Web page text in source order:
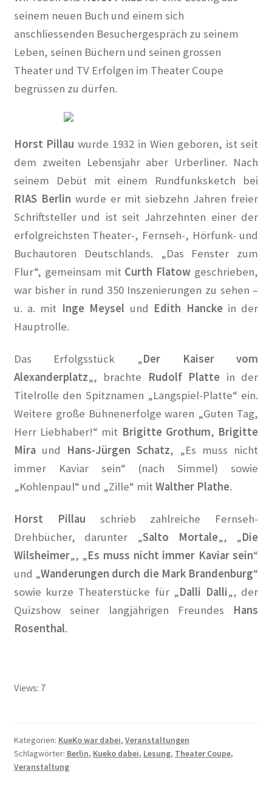
Ihre Wünsche und Anregungen
Entstehungsgeschichte
Erinnerungen
Der Künstlerfriedhof Berlin-Friedenau
Drei Generationen Familie Rickelt
Erinnerung und Mahnung zugleich – Otto Wels
Les Milles: Vom Internierungslager zur Gedenkstätte
Fragen an KüKo
Gästebuch
Gedenken
Gedenken an Alwin Schütze
Gedenken an Dinah Nelken – Schriftstellerin,
Journalistin und Widerstandskämpferin
Gedenken an Holger Münzer
Mahnmal für die politisch Verfolgten auf dem Ludwig-
Barnay-Platz
Hoffest 2023
Ihr Kunst Blog in Corona Zeiten
seinem neuen Buch und einem sich
anschliessenden Besuchergespräch zu seinem
Leben, seinen Büchern und seinen grossen
Theater und TV Erfolgen im Theater Coupe
begrüssen zu dürfen.
Horst Pillau wurde 1932 in Wien geboren, ist seit
dem zweiten Lebensjahr aber Urberliner. Nach
seinem Debüt mit einem Rundfunksketch bei
RIAS Berlin wurde er mit siebzehn Jahren freier
Schriftsteller und ist seit Jahrzehnten einer der
erfolgreichsten Theater-, Fernseh-, Hörfunk- und
Buchautoren Deutschlands. „Das Fenster zum
Flur“, gemeinsam mit Curth Flatow geschrieben,
war bisher in rund 350 Inszenierungen zu sehen –
u. a. mit Inge Meysel und Edith Hanckein der
Hauptrolle.
Das Erfolgsstück „Der Kaiser vom
Alexanderplatz„, brachte Rudolf Platte in der
Titelrolle den Spitznamen „Langspiel-Platte“ ein.
Weitere große Bühnenerfolge waren „Guten Tag,
Herr Liebhaber!“ mit Brigitte Grothum, Brigitte
Miraund Hans-Jürgen Schatz, „Es muss nicht
immer Kaviar sein“ (nach Simmel) sowie
„Kohlenpaul“ und „Zille“ mit Walther Plathe.
Horst Pillau schrieb zahlreiche Fernseh-
Drehbücher, darunter „Salto Mortale„, „Die
Wilsheimer„, „Es muss nicht immer Kaviar sein“
und „Wanderungen durch die Mark Brandenburg“
sowie kurze Theaterstücke für „Dalli Dalli„, der
Quizshow seiner langjährigen Freundes Hans
Rosenthal.
Views: 7
Kategorien: KueKo war dabei, Veranstaltungen
Schlagwörter: Berlin, Kueko dabei, Lesung, Theater Coupe,
Veranstaltung